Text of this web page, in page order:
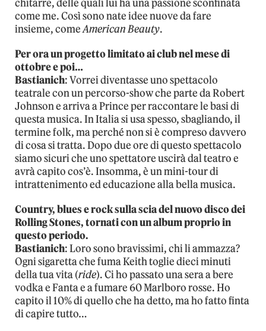
chitarre, delle quali lui ha una passione sconfinata
come me. Così sono nate idee nuove da fare
insieme, comeAmerican Beauty.
Per ora un progetto limitato ai club nel mese di
ottobre e poi…
Bastianich: Vorrei diventasse uno spettacolo
teatrale con un percorso-show che parte da Robert
Johnson e arriva a Prince per raccontare le basi di
questa musica. In Italia si usa spesso, sbagliando, il
termine folk, ma perché non si è compreso davvero
di cosa si tratta. Dopo due ore di questo spettacolo
siamo sicuri che uno spettatore uscirà dal teatro e
avrà capito cos’è. Insomma, è un mini-tour di
intrattenimento ed educazione alla bella musica.
Country, blues e rock sulla scia del nuovo disco dei
Rolling Stones, tornati con un album proprio in
questo periodo.
Bastianich: Loro sono bravissimi, chi li ammazza?
Ogni sigaretta che fuma Keith toglie dieci minuti
della tua vita (ride). Ci ho passato una sera a bere
vodka e Fanta e a fumare 60 Marlboro rosse. Ho
capito il 10% di quello che ha detto, ma ho fatto finta
di capire tutto…